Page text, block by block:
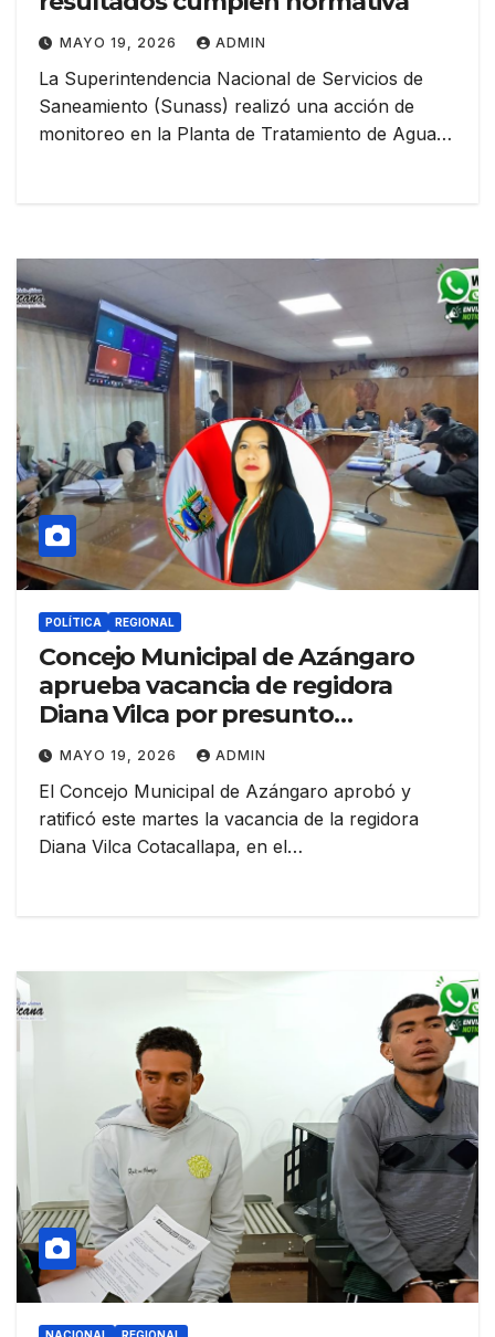
MAYO 19, 2026 ADMIN
La Superintendencia Nacional de Servicios de
Saneamiento (Sunass) realizó una acción de
monitoreo en la Planta de Tratamiento de Agua…
POLÍTICA REGIONAL
Concejo Municipal de Azángaro
aprueba vacancia de regidora
Diana Vilca por presunto
nepotismo
MAYO 19, 2026 ADMIN
El Concejo Municipal de Azángaro aprobó y
ratificó este martes la vacancia de la regidora
Diana Vilca Cotacallapa, en el…